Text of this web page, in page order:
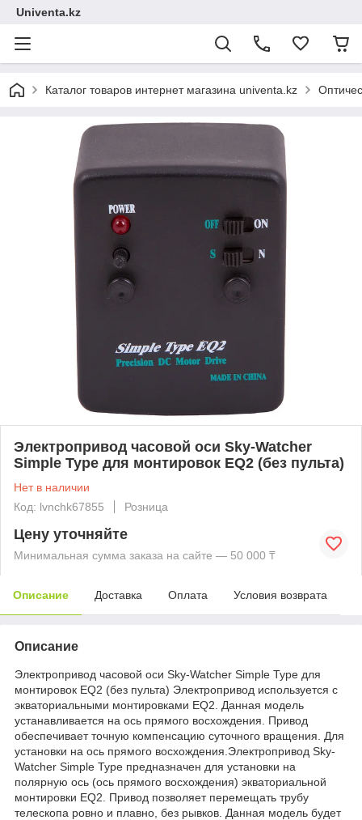
Univenta.kz
Каталог товаров интернет магазина univenta.kz
Электропривод часовой оси Sky-Watcher
Simple Type для монтировок EQ2 (без пульта)
Нет в наличии
Код: lvnchk67855
Розница
Цену уточняйте
Минимальная сумма заказа на сайте — 50 000 ₸
Описание Доставка Оплата Условия возврата
Описание
Электропривод часовой оси Sky-Watcher Simple Type для
монтировок EQ2 (без пульта) Электропривод используется с
экваториальными монтировками EQ2. Данная модель
устанавливается на ось прямого восхождения. Привод
обеспечивает точную компенсацию суточного вращения. Для
установки на ось прямого восхождения.Электропривод Sky-
Watcher Simple Type предназначен для установки на
полярную ось (ось прямого восхождения) экваториальной
монтировки EQ2. Привод позволяет перемещать трубу
телескопа ровно и плавно, без рывков. Данная модель будет